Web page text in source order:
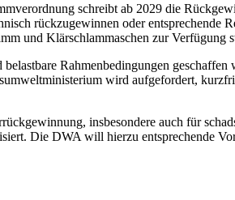
schreibt ab 2029 die
rückzugewinnen oder entsprechende
und Klärschlammaschen zur Verfügung
Rahmenbedingungen
wird aufgefordert,
insbesondere auch für
Die DWA will hierzu entsprechende